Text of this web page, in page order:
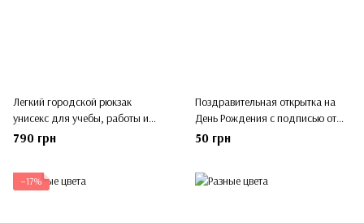
Легкий городской рюкзак
унисекс для учебы, работы и
прогулок
790 грн
Поздравительная открытка на
День Рождения с подписью от
руки
50 грн
−17%